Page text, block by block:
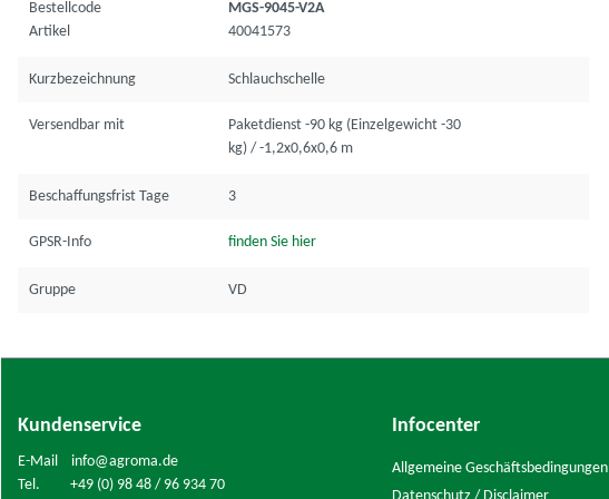
Bestellcode
Artikel
MGS-9045-V2A
40041573
Kurzbezeichnung Schlauchschelle
Versendbar mit
Paketdienst -90 kg (Einzelgewicht -30
kg) / -1,2x0,6x0,6 m
Beschaffungsfrist Tage 3
GPSR-Info finden Sie hier
Gruppe VD
Kundenservice
E-Mail info@agroma.de
Tel. +49 (0) 98 48 / 96 934 70
Infocenter
Allgemeine Geschäftsbedingungen